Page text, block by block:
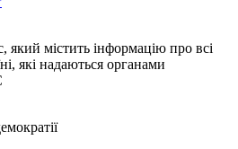
містить інформацію про всі
які надаються органами